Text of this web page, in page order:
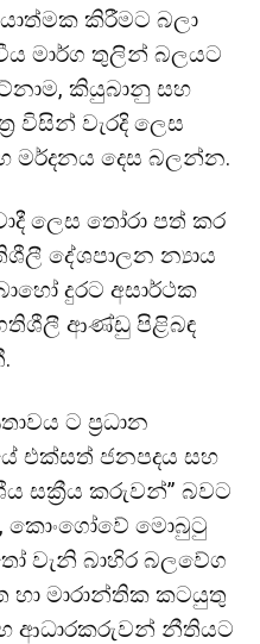
කිරීමට බලා
මාර්ග තුලින් බලයට
කියුබානු සහ
විසින් වැරදි ලෙස
මර්දනය දෙස බලන්න.
ලෙස තෝරා පත් කර
දේශපාලන න්‍යාය
දුරට අසාර්ථක
ආණ්ඩු පිළිබඳ
ට ප්‍රධාන
එක්සත් ජනපදය සහ
සක්‍රීය කරුවන්” බවට
කොංගෝවේ මොබුටු
වැනි බාහිර බලවේග
මාරාන්තික කටයුතු
ආධාරකරුවන් නීතියට